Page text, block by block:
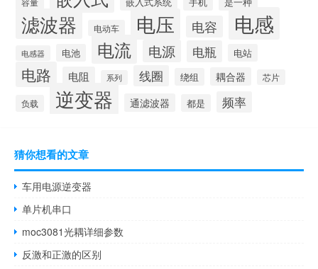
滤波器 电动车 电压 电容 电感
电感器 电池 电流 电源 电瓶 电站
电路 电阻 系列 线圈 绕组 耦合器 芯片
负载 逆变器 通滤波器 都是 频率
猜你想看的文章
车用电源逆变器
单片机串口
moc3081光耦详细参数
反激和正激的区别